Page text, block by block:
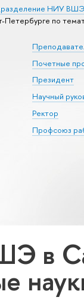
НИУ
по
Почетные
Президент
Научный
Ректор
Профсоюз
в